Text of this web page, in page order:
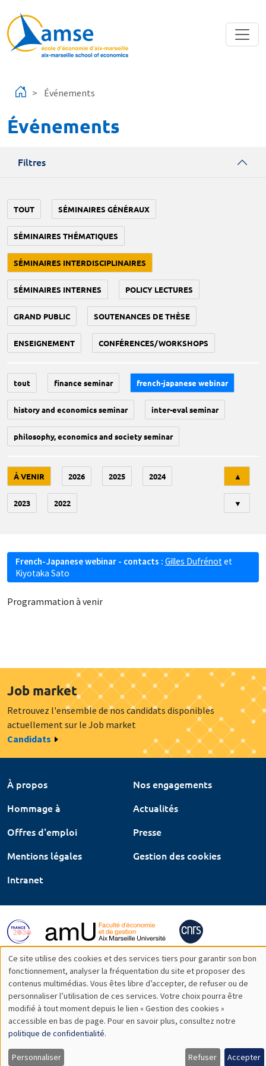
Événements
Événements
Filtres
TOUT SÉMINAIRES GÉNÉRAUX
SÉMINAIRES THÉMATIQUES
SÉMINAIRES INTERDISCIPLINAIRES
SÉMINAIRES INTERNES POLICY LECTURES
GRAND PUBLIC SOUTENANCES DE THÈSE
ENSEIGNEMENT CONFÉRENCES/WORKSHOPS
tout finance seminar french-japanese webinar
history and economics seminar inter-eval seminar
philosophy, economics and society seminar
À VENIR 2026 2025 2024
2023 2022
▲
▼
French-Japanese webinar - contacts : Gilles Dufrénot et
Kiyotaka Sato
Programmation à venir
Job market
Retrouvez l'ensemble de nos candidats disponibles
actuellement sur le Job market
Candidats
À propos
Nos engagements
Hommage à
Actualités
Offres d'emploi
Presse
Mentions légales
Gestion des cookies
Intranet
Utilisation
des
données
personnelles
et
Ce site utilise des cookies et des services tiers pour garantir son bon
fonctionnement, analyser la fréquentation du site et proposer des
contenus multimédias. Vous êtes libre d’accepter, de refuser ou de
personnaliser l’utilisation de ces services. Votre choix pourra être
modifié à tout moment depuis le lien « Gestion des cookies »
accessible en bas de page. Pour en savoir plus, consultez notre
politique de confidentialité.
Personnaliser Refuser Accepter